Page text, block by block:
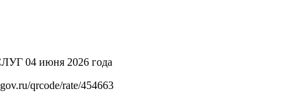
04 июня 2026 года
qrcode/rate/454663